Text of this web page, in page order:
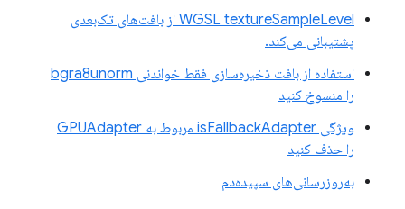
WGSL textureSampleLevel از بافت‌های تک‌بعدی
پشتیبانی می‌کند.
استفاده از بافت ذخیره‌سازی فقط خواندنی bgra8unorm
را منسوخ کنید
ویژگی isFallbackAdapter مربوط به GPUAdapter
را حذف کنید
به‌روزرسانی‌های سپیده‌دم